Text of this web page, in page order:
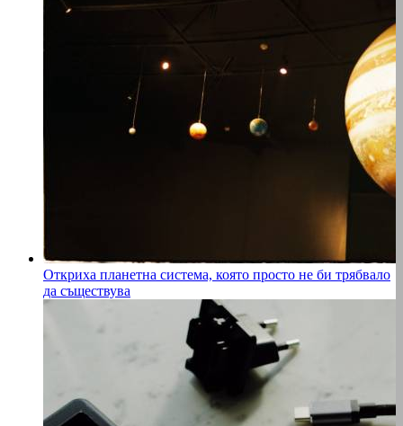
Откриха планетна система, която просто не би трябвало
да съществува